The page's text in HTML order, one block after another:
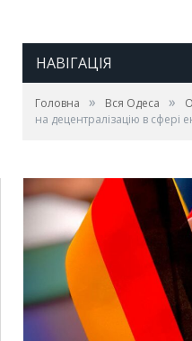
НАВІГАЦІЯ
Головна » Вся Одеса »
на децентралізацію в сфері